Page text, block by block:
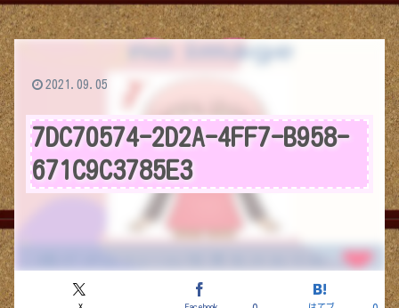
7DC70574-2D2A-4FF7-B958-
671C9C3785E3
X Facebook はてブ
2021.09.05